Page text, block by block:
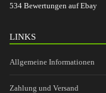
534 Bewertungen auf Ebay
LINKS
Allgemeine Informationen
Zahlung und Versand